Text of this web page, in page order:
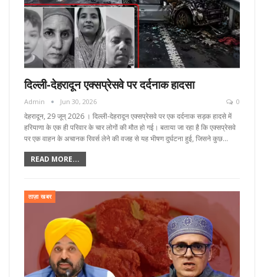
दिल्ली-देहरादून एक्सप्रेसवे पर दर्दनाक हादसा
Admin Jun 30, 2026 0
देहरादून, 29 जून्‌ 2026 । दिल्ली-देहरादून एक्सप्रेसवे पर एक दर्दनाक सड़क हादसे में
हरियाणा के एक ही परिवार के चार लोगों की मौत हो गई। बताया जा रहा है कि एक्सप्रेसवे
पर एक वाहन के अचानक रिवर्स लेने की वजह से यह भीषण दुर्घटना हुई, जिसने कुछ…
READ MORE...
ताज़ा खबर